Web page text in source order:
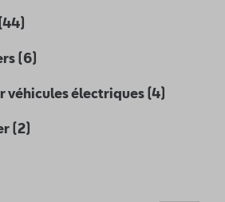
(6)
véhicules électriques (4)
(2)